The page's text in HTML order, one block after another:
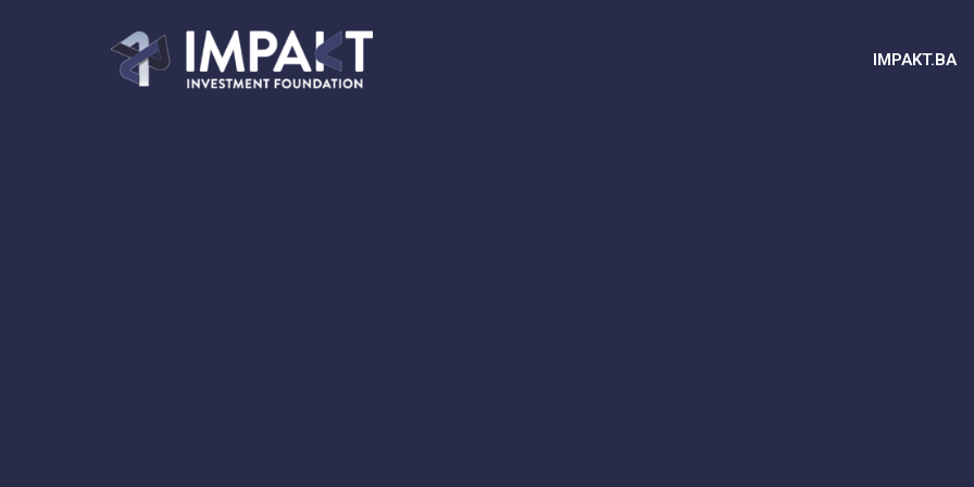
IMPAKT.BA